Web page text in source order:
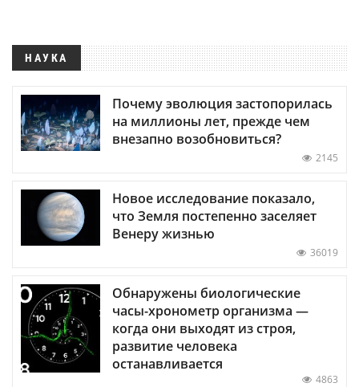
НАУКА
Почему эволюция застопорилась
на миллионы лет, прежде чем
внезапно возобновиться?
2145
Новое исследование показало,
что Земля постепенно заселяет
Венеру жизнью
36019
Обнаружены биологические
часы-хронометр организма —
когда они выходят из строя,
развитие человека
останавливается
4863